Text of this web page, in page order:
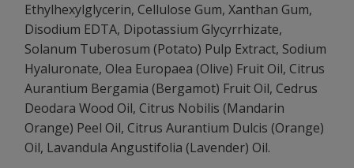
Ethylhexylglycerin, Cellulose Gum, Xanthan Gum,
Disodium EDTA, Dipotassium Glycyrrhizate,
Solanum Tuberosum (Potato) Pulp Extract, Sodium
Hyaluronate, Olea Europaea (Olive) Fruit Oil, Citrus
Aurantium Bergamia (Bergamot) Fruit Oil, Cedrus
Deodara Wood Oil, Citrus Nobilis (Mandarin
Orange) Peel Oil, Citrus Aurantium Dulcis (Orange)
Oil, Lavandula Angustifolia (Lavender) Oil.